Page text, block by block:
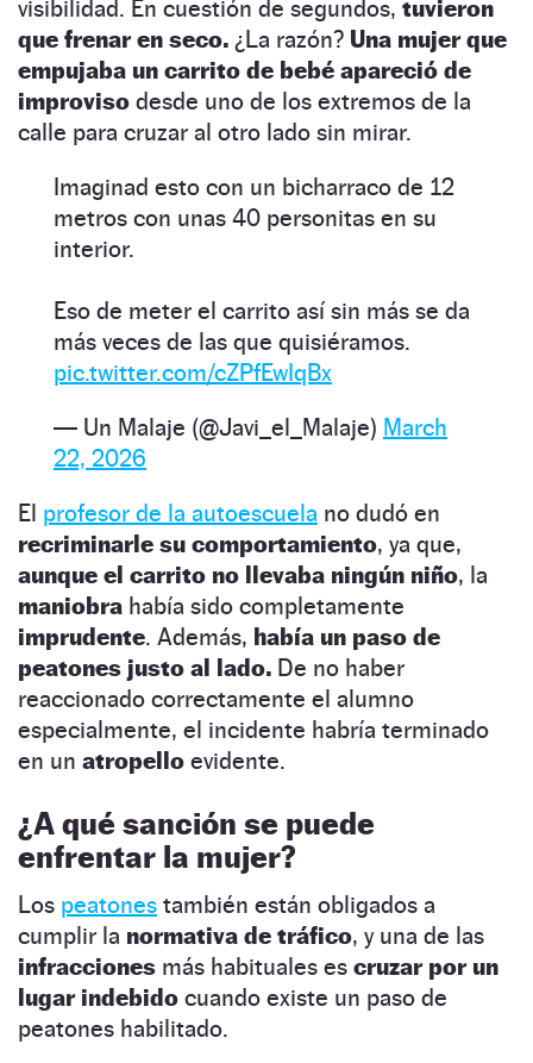
visibilidad. En cuestión de segundos, tuvieron
que frenar en seco. ¿La razón? Una mujer que
empujaba un carrito de bebé apareció de
improviso desde uno de los extremos de la
calle para cruzar al otro lado sin mirar.
Imaginad esto con un bicharraco de 12
metros con unas 40 personitas en su
interior.
Eso de meter el carrito así sin más se da
más veces de las que quisiéramos.
pic.twitter.com/cZPfEwIqBx
— Un Malaje (@Javi_el_Malaje) March
22, 2026
El profesor de la autoescuela no dudó en
recriminarle su comportamiento, ya que,
aunque el carrito no llevaba ningún niño, la
maniobra había sido completamente
imprudente. Además, había un paso de
peatones justo al lado. De no haber
reaccionado correctamente el alumno
especialmente, el incidente habría terminado
en un atropello evidente.
¿A qué sanción se puede
enfrentar la mujer?
Los peatones también están obligados a
cumplir la normativa de tráfico, y una de las
infracciones más habituales es cruzar por un
lugar indebido cuando existe un paso de
peatones habilitado.